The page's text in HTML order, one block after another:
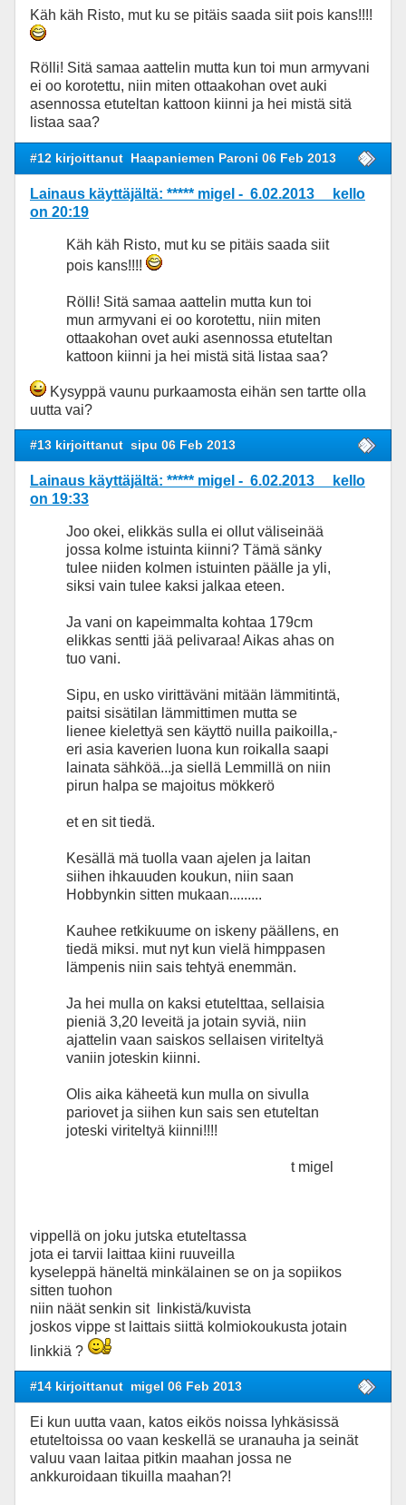
Käh käh Risto, mut ku se pitäis saada siit pois kans!!!!
Rölli! Sitä samaa aattelin mutta kun toi mun armyvani
ei oo korotettu, niin miten ottaakohan ovet auki
asennossa etuteltan kattoon kiinni ja hei mistä sitä
listaa saa?
#12 kirjoittanut Haapaniemen Paroni 06 Feb 2013
Lainaus käyttäjältä: ***** migel - 6.02.2013 kello
on 20:19
Käh käh Risto, mut ku se pitäis saada siit
pois kans!!!!
Rölli! Sitä samaa aattelin mutta kun toi
mun armyvani ei oo korotettu, niin miten
ottaakohan ovet auki asennossa etuteltan
kattoon kiinni ja hei mistä sitä listaa saa?
Kysyppä vaunu purkaamosta eihän sen tartte olla
uutta vai?
#13 kirjoittanut sipu 06 Feb 2013
Lainaus käyttäjältä: ***** migel - 6.02.2013 kello
on 19:33
Joo okei, elikkäs sulla ei ollut väliseinää
jossa kolme istuinta kiinni? Tämä sänky
tulee niiden kolmen istuinten päälle ja yli,
siksi vain tulee kaksi jalkaa eteen.
Ja vani on kapeimmalta kohtaa 179cm
elikkas sentti jää pelivaraa! Aikas ahas on
tuo vani.
Sipu, en usko virittäväni mitään lämmitintä,
paitsi sisätilan lämmittimen mutta se
lienee kielettyä sen käyttö nuilla paikoilla,-
eri asia kaverien luona kun roikalla saapi
lainata sähköä...ja siellä Lemmillä on niin
pirun halpa se majoitus mökkerö
et en sit tiedä.
Kesällä mä tuolla vaan ajelen ja laitan
siihen ihkauuden koukun, niin saan
Hobbynkin sitten mukaan.........
Kauhee retkikuume on iskeny päällens, en
tiedä miksi. mut nyt kun vielä himppasen
lämpenis niin sais tehtyä enemmän.
Ja hei mulla on kaksi etutelttaa, sellaisia
pieniä 3,20 leveitä ja jotain syviä, niin
ajattelin vaan saiskos sellaisen viriteltyä
vaniin joteskin kiinni.
Olis aika käheetä kun mulla on sivulla
pariovet ja siihen kun sais sen etuteltan
joteski viriteltyä kiinni!!!!
t migel
vippellä on joku jutska etuteltassa
jota ei tarvii laittaa kiini ruuveilla
kyseleppä häneltä minkälainen se on ja sopiikos
sitten tuohon
niin näät senkin sit linkistä/kuvista
joskos vippe st laittais siittä kolmiokoukusta jotain
linkkiä ?
#14 kirjoittanut migel 06 Feb 2013
Ei kun uutta vaan, katos eikös noissa lyhkäsissä
etuteltoissa oo vaan keskellä se uranauha ja seinät
valuu vaan laitaa pitkin maahan jossa ne
ankkuroidaan tikuilla maahan?!